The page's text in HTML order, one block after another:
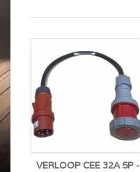
VERLOOP CEE 32A 5P -